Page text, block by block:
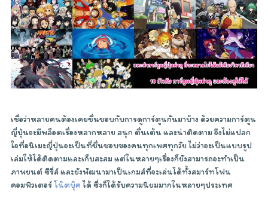
เชื่อว่าหลายคนต้องเคยชื่นชอบกับการดูการ์ตูนกันมาบ้าง ด้วยความการ์ตูน
ญี่ปุ่นจะมีพล็อตเรื่องหลากหลาย สนุก ตื่นเต้น และน่าติดตาม จึงไม่แปลก
ใจที่อนิเมะญี่ปุ่นจะเป็นที่ชื่นชอบของคนทุกเพศทุกวัย ไม่ว่าจะเป็นแบบรูป
เล่มให้ได้ติดตามและเก็บสะสม แต่ในหลายๆเรื่องก็ยังสามารถจะทำเป็น
ภาพยนต์ ซีรี่ส์ และยังพัฒนามาเป็นเกมส์ที่จะเล่นได้ทั้งสมาร์ทโฟน
คอมพิวเตอร์โน๊ตบุ๊ค ได้ ซึ่งก็ได้รับความนิยมมากในหลายๆประเทศ